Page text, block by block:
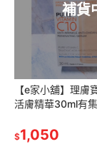
補貨
【e家小舖】理膚
活膚精華30ml有
$1,050